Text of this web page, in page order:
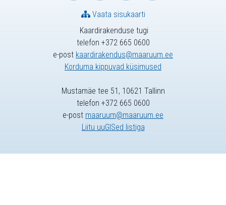
Kaardirakenduse tugi
telefon +372 665 0600
e-post kaardirakendus@maaruum.ee
Korduma kippuvad küsimused
Vaata sisukaarti
Mustamäe tee 51, 10621 Tallinn
telefon +372 665 0600
e-post maaruum@maaruum.ee
Liitu uuGISed listiga